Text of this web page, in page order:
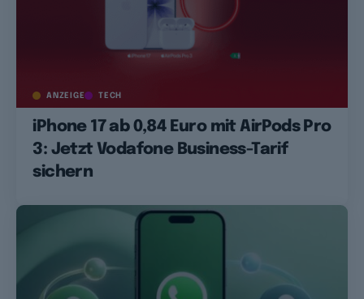
ANZEIGE TECH
iPhone 17 ab 0,84 Euro mit AirPods Pro
3: Jetzt Vodafone Business-Tarif
sichern